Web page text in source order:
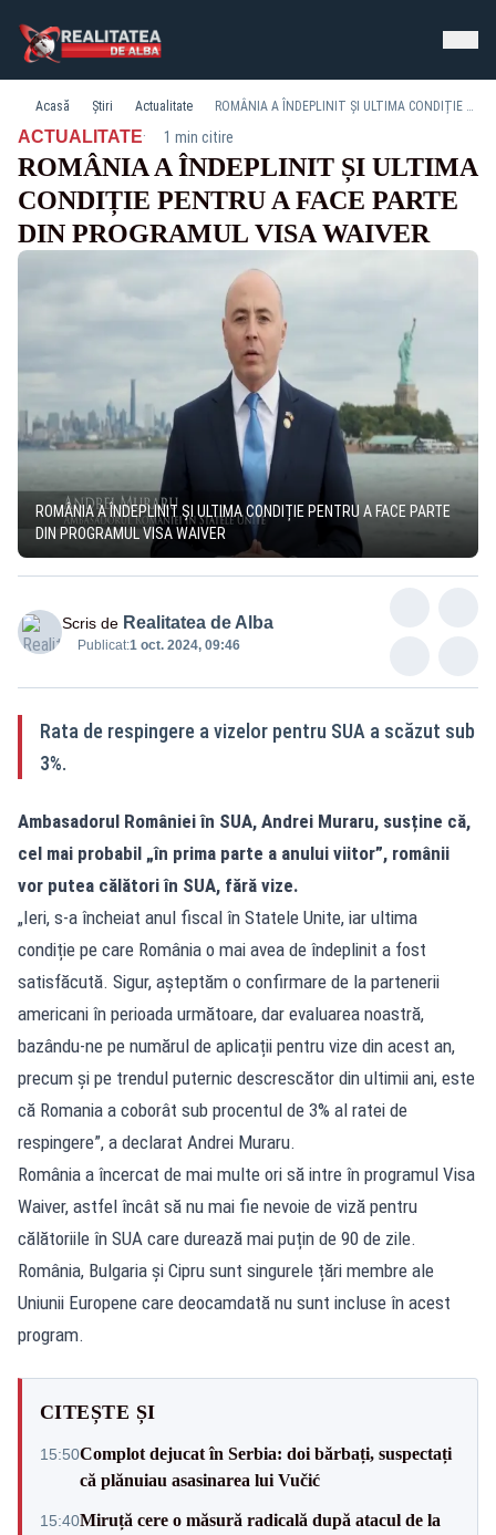
Acasă Știri Actualitate ROMÂNIA A ÎNDEPLINIT ȘI ULTIMA CONDIȚIE PENTRU A FACE PARTE DIN PROGRAMUL VISA WAIVER
ACTUALITATE· 1 min citire
ROMÂNIA A ÎNDEPLINIT ȘI ULTIMA
CONDIȚIE PENTRU A FACE PARTE
DIN PROGRAMUL VISA WAIVER
ROMÂNIA A ÎNDEPLINIT ȘI ULTIMA CONDIȚIE PENTRU A FACE PARTE
DIN PROGRAMUL VISA WAIVER
Scris de Realitatea de Alba
Publicat:1 oct. 2024, 09:46
Rata de respingere a vizelor pentru SUA a scăzut sub
3%.
Ambasadorul României în SUA, Andrei Muraru, susține că,
cel mai probabil „în prima parte a anului viitor”, românii
vor putea călători în SUA, fără vize.
„Ieri, s-a încheiat anul fiscal în Statele Unite, iar ultima
condiție pe care România o mai avea de îndeplinit a fost
satisfăcută. Sigur, așteptăm o confirmare de la partenerii
americani în perioada următoare, dar evaluarea noastră,
bazându-ne pe numărul de aplicații pentru vize din acest an,
precum și pe trendul puternic descrescător din ultimii ani, este
că Romania a coborât sub procentul de 3% al ratei de
respingere”, a declarat Andrei Muraru.
România a încercat de mai multe ori să intre în programul Visa
Waiver, astfel încât să nu mai fie nevoie de viză pentru
călătoriile în SUA care durează mai puțin de 90 de zile.
România, Bulgaria şi Cipru sunt singurele țări membre ale
Uniunii Europene care deocamdată nu sunt incluse în acest
program.
CITEȘTE ȘI
15:50Complot dejucat în Serbia: doi bărbați, suspectați
că plănuiau asasinarea lui Vučić
15:40Miruță cere o măsură radicală după atacul de la